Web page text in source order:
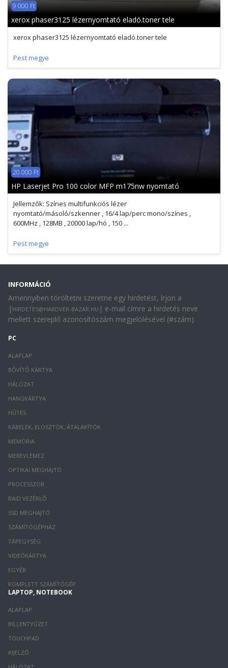
9 000 Ft
xerox phaser3125 lézernyomtató eladó.toner tele
xerox phaser3125 lézernyomtató eladó.toner tele
Pest megye
20 000 Ft
HP Laserjet Pro 100 color MFP m175nw nyomtató
Jellemzők: Színes multifunkciós lézer
nyomtató/másoló/szkenner , 16/4 lap/perc mono/színes ,
600MHz , 128MB , 20000 lap/hó , 150 ...
Pest megye
INFORMÁCIÓ
Amennyiben töröltetni szeretne egy hirdetést, írjon a
| HIRDETES@HARDVER-BAZAR.HU | e-mail címre a hirdetés neve
mellett szereplő azonosítószám megjelölésével (#szám).
PC
ALAPLAP
BŐVÍTŐ KÁRTYA
HÁLÓZAT
HANGKÁRTYA
HŰTÉS
KÁBELEK, ELOSZTÓK, ÁTALAKÍTÓK
MEMÓRIA
MEREVLEMEZ
OPTIKAI MEGHAJTÓ
PROCESSZOR
RAID VEZÉRLŐ
SSD MEGHAJTÓ
SZÁMÍTÓGÉPHÁZ
TÁPEGYSÉG
VIDEÓKÁRTYA
EGYÉB
KOMPLETT SZÁMÍTÓGÉP
LAPTOP, NOTEBOOK
ALAPLAP
BILLENTYŰZET
TOUCHPAD
KIJELZŐ